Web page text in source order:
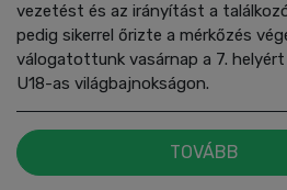
vezetést és az irányítást a
pedig sikerrel őrizte a mérkőzés
válogatottunk vasárnap a 7.
U18-as világbajnokságon.
TOVÁBB